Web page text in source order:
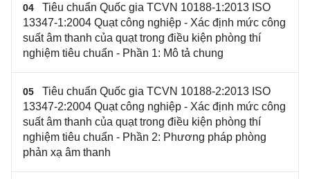
04
Tiêu chuẩn Quốc gia TCVN 10188-1:2013 ISO
13347-1:2004 Quạt công nghiệp - Xác định mức công
suất âm thanh của quạt trong điều kiện phòng thí
nghiệm tiêu chuẩn - Phần 1: Mô tả chung
05
Tiêu chuẩn Quốc gia TCVN 10188-2:2013 ISO
13347-2:2004 Quạt công nghiệp - Xác định mức công
suất âm thanh của quạt trong điều kiện phòng thí
nghiệm tiêu chuẩn - Phần 2: Phương pháp phòng
phản xạ âm thanh